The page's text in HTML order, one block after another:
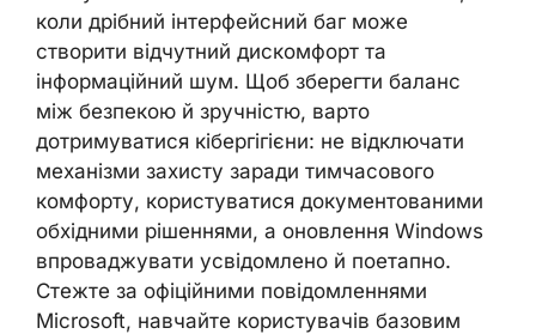
коли дрібний інтерфейсний баг може
створити відчутний дискомфорт та
інформаційний шум. Щоб зберегти баланс
між безпекою й зручністю, варто
дотримуватися кібергігієни: не відключати
механізми захисту заради тимчасового
комфорту, користуватися документованими
обхідними рішеннями, а оновлення Windows
впроваджувати усвідомлено й поетапно.
Стежте за офіційними повідомленнями
Microsoft, навчайте користувачів базовим